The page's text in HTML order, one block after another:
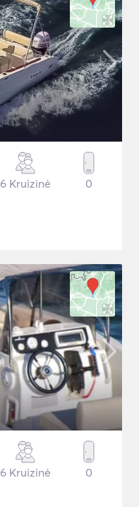
6 Kruizinė 0
6 Kruizinė 0